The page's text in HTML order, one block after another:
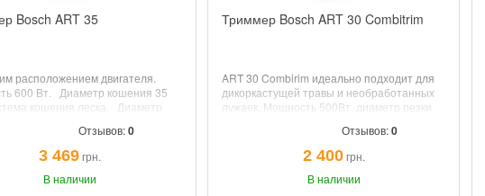
Bosch ART 35
расположением двигателя.
600 Вт. Диаметр кошения 35
кошения леска.
Диаметр
Отзывов:0
3 469грн.
В наличии
Триммер Bosch ART 30 Combitrim
ART 30 Combirim идеально подходит для
дикоркастущей травы и необработанных
лужаек. Мощность 500Вт, диаметр резки
регулировка высоты
115см, поворот головки, доп. суперлеска;
ролики. защ. раст.
Отзывов:0
2 400грн.
В наличии